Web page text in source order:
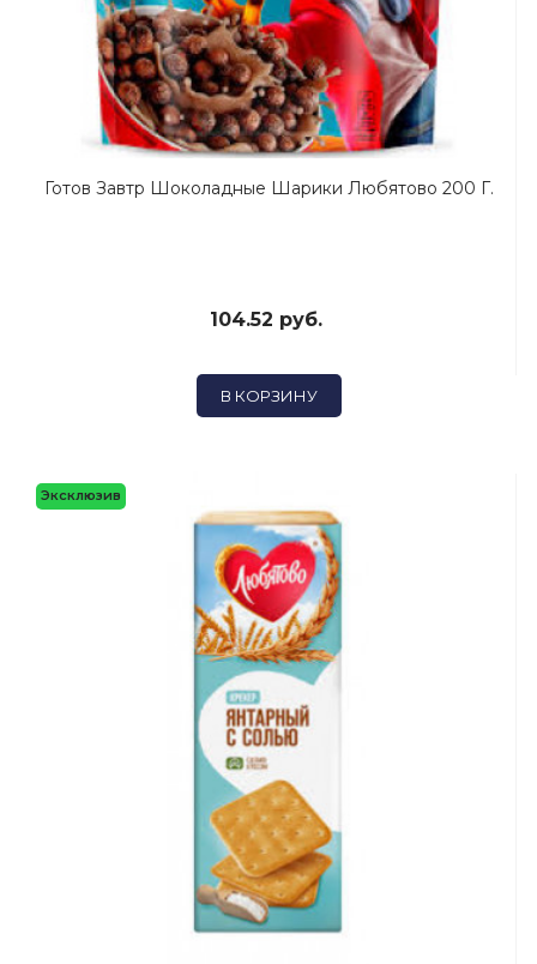
Готов Завтр Шоколадные Шарики Любятово 200 Г.
104.52 руб.
В КОРЗИНУ
Эксклюзив